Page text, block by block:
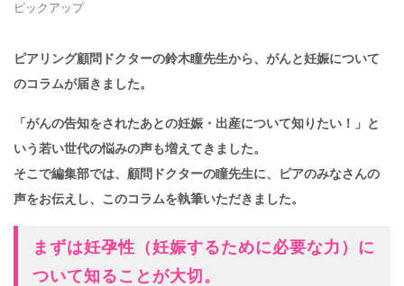
ピックアップ
ピアリング顧問ドクターの鈴木瞳先生から、がんと妊娠について
のコラムが届きました。
「がんの告知をされたあとの妊娠・出産について知りたい！」と
いう若い世代の悩みの声も増えてきました。
そこで編集部では、顧問ドクターの瞳先生に、ピアのみなさんの
声をお伝えし、このコラムを執筆いただきました。
まずは妊孕性（妊娠するために必要な力）に
ついて知ることが大切。